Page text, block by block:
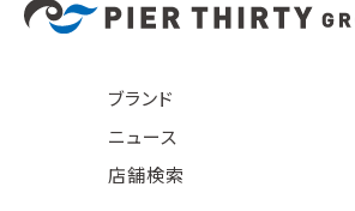
ブランド
ニュース
店舗検索